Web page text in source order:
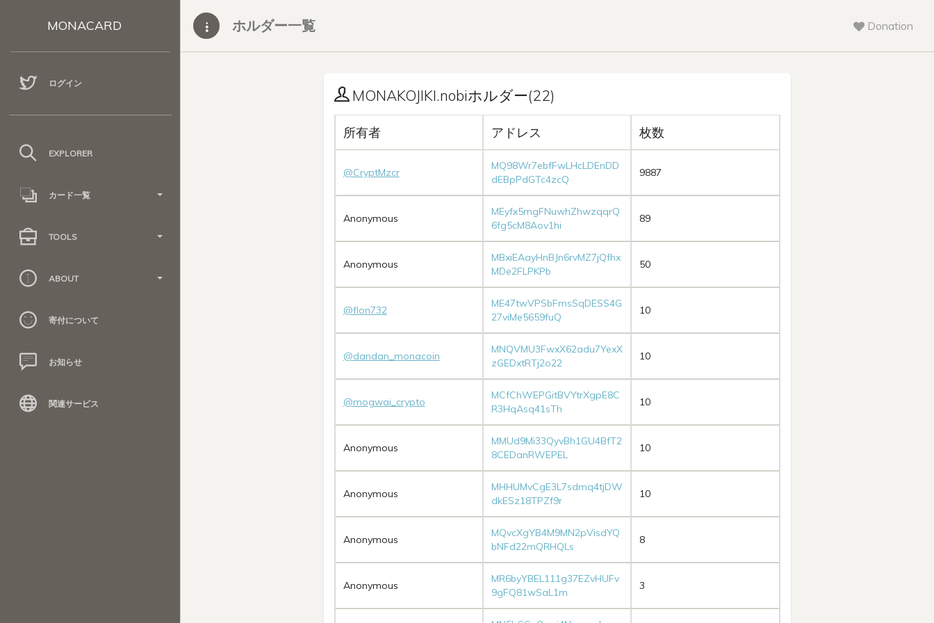
MONACARD
ログイン
EXPLORER
カード一覧
TOOLS
ABOUT
寄付について
お知らせ
関連サービス
ホルダー一覧 Donation
MONAKOJIKI.nobiホルダー(22)
所有者 アドレス 枚数
@CryptMzcr
MQ98Wr7ebfFwLHcLDEnDD
dEBpPdGTc4zcQ
9887
Anonymous
MEyfx5mgFNuwhZhwzqqrQ
6fg5cM8Aov1hi
89
Anonymous
MBxiEAayHnBJn6rvMZ7jQfhx
MDe2FLPKPb
50
@flon732
ME47twVPSbFmsSqDESS4G
27viMe5659fuQ
10
@dandan_monacoin
MNQVMU3FwxX62adu7YexX
zGEDxtRTj2o22
10
@mogwai_crypto
MCfChWEPGitBVYtrXgpE8C
R3HqAsq41sTh
10
Anonymous
MMUd9Mi33QyvBh1GU4BfT2
8CEDanRWEPEL
10
Anonymous
MHHUMvCgE3L7sdmq4tjDW
dkESz18TPZf9r
10
Anonymous
MQvcXgYB4M9MN2pVisdYQ
bNFd22mQRHQLs
8
Anonymous
MR6byYBEL111g37EZvHUFv
9gFQ81wSaL1m
3